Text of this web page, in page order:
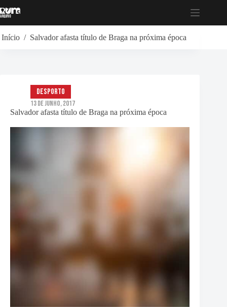
para
Início / Salvador afasta título de Braga na próxima época
Salvador afasta título de Braga na próxima época
Desporto
13 de Junho, 2017